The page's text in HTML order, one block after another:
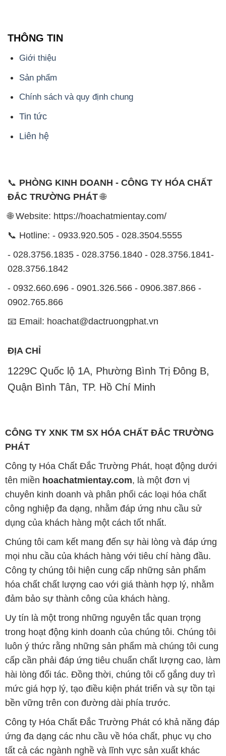
THÔNG TIN
Giới thiệu
Sản phẩm
Chính sách và quy định chung
Tin tức
Liên hệ
📞 PHÒNG KINH DOANH - CÔNG TY HÓA CHẤT
ĐẮC TRƯỜNG PHÁT🌐
🌐 Website: https://hoachatmientay.com/
📞 Hotline: - 0933.920.505 - 028.3504.5555
- 028.3756.1835 - 028.3756.1840 - 028.3756.1841-
028.3756.1842
- 0932.660.696 - 0901.326.566 - 0906.387.866 -
0902.765.866
📧 Email: hoachat@dactruongphat.vn
ĐỊA CHỈ
1229C Quốc lộ 1A, Phường Bình Trị Đông B,
Quận Bình Tân, TP. Hồ Chí Minh
CÔNG TY XNK TM SX HÓA CHẤT ĐẮC TRƯỜNG
PHÁT
Công ty Hóa Chất Đắc Trường Phát, hoạt động dưới
tên miền hoachatmientay.com, là một đơn vị
chuyên kinh doanh và phân phối các loại hóa chất
công nghiệp đa dạng, nhằm đáp ứng nhu cầu sử
dụng của khách hàng một cách tốt nhất.
Chúng tôi cam kết mang đến sự hài lòng và đáp ứng
mọi nhu cầu của khách hàng với tiêu chí hàng đầu.
Công ty chúng tôi hiện cung cấp những sản phẩm
hóa chất chất lượng cao với giá thành hợp lý, nhằm
đảm bảo sự thành công của khách hàng.
Uy tín là một trong những nguyên tắc quan trọng
trong hoạt động kinh doanh của chúng tôi. Chúng tôi
luôn ý thức rằng những sản phẩm mà chúng tôi cung
cấp cần phải đáp ứng tiêu chuẩn chất lượng cao, làm
hài lòng đối tác. Đồng thời, chúng tôi cố gắng duy trì
mức giá hợp lý, tạo điều kiện phát triển và sự tồn tại
bền vững trên con đường dài phía trước.
Công ty Hóa Chất Đắc Trường Phát có khả năng đáp
ứng đa dạng các nhu cầu về hóa chất, phục vụ cho
tất cả các ngành nghề và lĩnh vực sản xuất khác